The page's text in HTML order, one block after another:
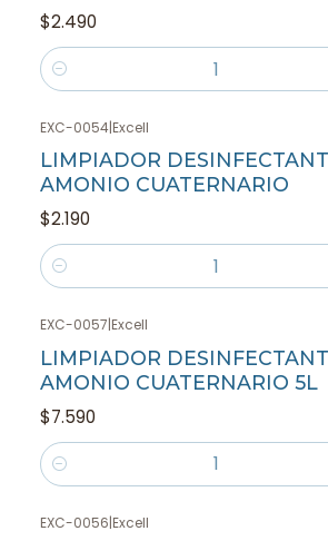
$2.490
Cantidad
EXC-0054|Excell
LIMPIADOR
AMONIO CUATERNARIO
$2.190
Cantidad
EXC-0057|Excell
LIMPIADOR
AMONIO CUATERNARIO 5L
$7.590
Cantidad
EXC-0056|Excell